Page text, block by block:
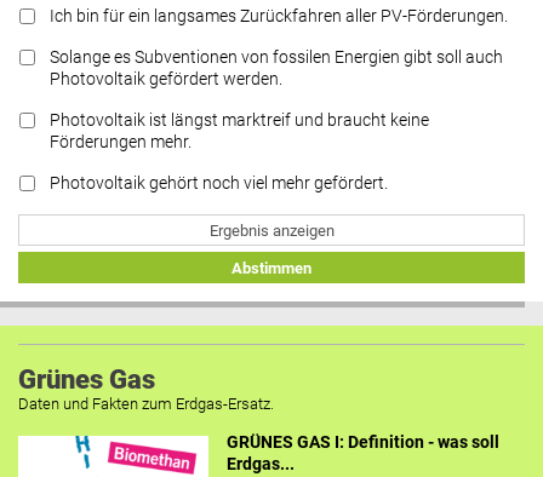
Ich bin für ein langsames Zurückfahren aller PV-Förderungen.
Solange es Subventionen von fossilen Energien gibt soll auch
Photovoltaik gefördert werden.
Photovoltaik ist längst marktreif und braucht keine
Förderungen mehr.
Photovoltaik gehört noch viel mehr gefördert.
Ergebnis anzeigen
Abstimmen
Grünes Gas
Daten und Fakten zum Erdgas-Ersatz.
GRÜNES GAS I: Definition - was soll
Erdgas...